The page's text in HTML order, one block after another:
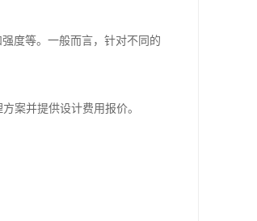
度等。一般而言，针对不同的
案并提供设计费用报价。